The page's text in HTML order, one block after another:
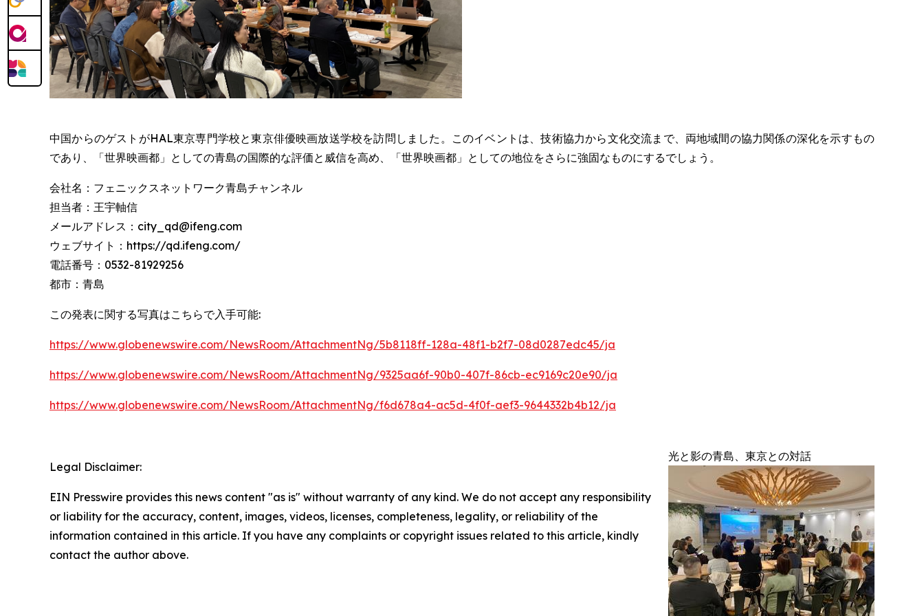
中国からのゲストがHAL東京専門学校と東京俳優映画放送学校を訪問しました。このイベントは、技術協力から文化交流まで、両地域間の協力関係の深化を示すもの
であり、「世界映画都」としての青島の国際的な評価と威信を高め、「世界映画都」としての地位をさらに強固なものにするでしょう。
会社名：フェニックスネットワーク青島チャンネル
担当者：王宇軸信
メールアドレス：city_qd@ifeng.com
ウェブサイト：https://qd.ifeng.com/
電話番号：0532-81929256
都市：青島
この発表に関する写真はこちらで入手可能:
https://www.globenewswire.com/NewsRoom/AttachmentNg/5b8118ff-128a-48f1-b2f7-08d0287edc45/ja
https://www.globenewswire.com/NewsRoom/AttachmentNg/9325aa6f-90b0-407f-86cb-ec9169c20e90/ja
https://www.globenewswire.com/NewsRoom/AttachmentNg/f6d678a4-ac5d-4f0f-aef3-9644332b4b12/ja
光と影の青島、東京との対話
Legal Disclaimer:
EIN Presswire provides this news content "as is" without warranty of any kind. We do not accept any responsibility
or liability for the accuracy, content, images, videos, licenses, completeness, legality, or reliability of the
information contained in this article. If you have any complaints or copyright issues related to this article, kindly
contact the author above.